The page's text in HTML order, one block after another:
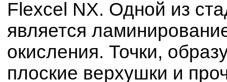
Flexcel NX. Одной из
является
окисления. Точки,
плоские верхушки и